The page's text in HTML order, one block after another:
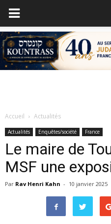
Accueil Actualités
Actualités Enquêtes/société France
Le maire de
MSF une
Par Rav Henri Kahn - 10 janvier 2025